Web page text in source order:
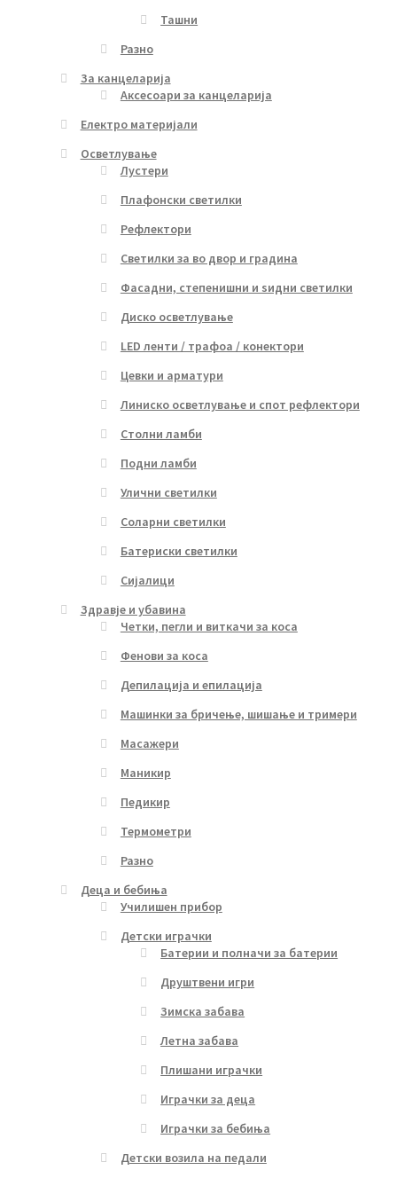
Ташни
Разно
За канцеларија
Аксесоари за канцеларија
Електро материјали
Осветлување
Лустери
Плафонски светилки
Рефлектори
Светилки за во двор и градина
Фасадни, степенишни и ѕидни светилки
Диско осветлување
LED ленти / трафоа / конектори
Цевки и арматури
Линиско осветлување и спот рефлектори
Столни ламби
Подни ламби
Улични светилки
Соларни светилки
Батериски светилки
Сијалици
Здравје и убавина
Четки, пегли и виткачи за коса
Фенови за коса
Депилација и епилација
Машинки за бричење, шишање и тримери
Масажери
Маникир
Педикир
Термометри
Разно
Деца и бебиња
Училишен прибор
Детски играчки
Батерии и полначи за батерии
Друштвени игри
Зимска забава
Летна забава
Плишани играчки
Играчки за деца
Играчки за бебиња
Детски возила на педали